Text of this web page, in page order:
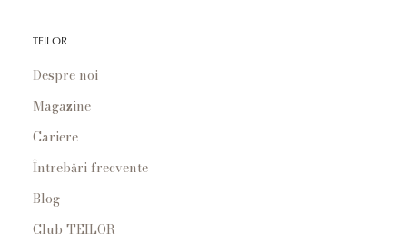
TEILOR
Despre noi
Magazine
Cariere
Întrebări frecvente
Blog
Club TEILOR